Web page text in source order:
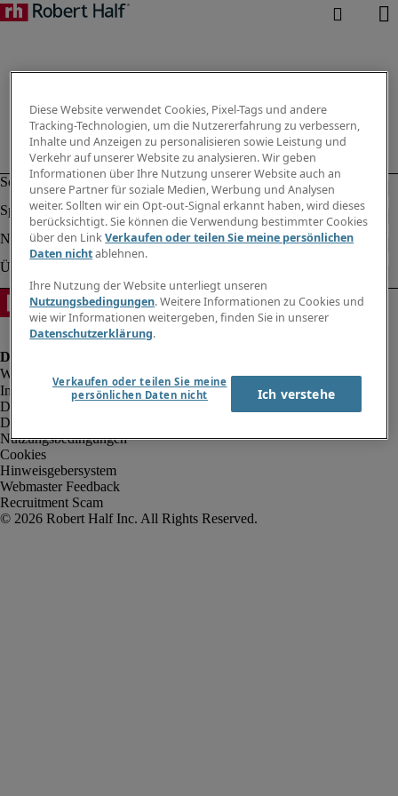
Impressum
Datenschutz
Datenschutz Arbeitnehmer/Zeitarbeitskräfte
Nutzungsbedingungen
Cookies
Hinweisgebersystem
Webmaster Feedback
Recruitment Scam
Diese Website verwendet Cookies, Pixel-Tags und andere
Tracking-Technologien, um die Nutzererfahrung zu verbessern,
Inhalte und Anzeigen zu personalisieren sowie Leistung und
Verkehr auf unserer Website zu analysieren. Wir geben
Informationen über Ihre Nutzung unserer Website auch an
unsere Partner für soziale Medien, Werbung und Analysen
weiter. Sollten wir ein Opt-out-Signal erkannt haben, wird dieses
berücksichtigt. Sie können die Verwendung bestimmter Cookies
über den LinkVerkaufen oder teilen Sie meine persönlichen
Daten nichtablehnen.
Ihre Nutzung der Website unterliegt unseren
Nutzungsbedingungen. Weitere Informationen zu Cookies und
wie wir Informationen weitergeben, finden Sie in unserer
Datenschutzerklärung.
Verkaufen oder teilen Sie meine
persönlichen Daten nicht
Ich verstehe